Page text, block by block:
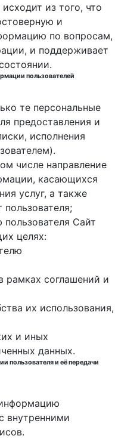
из того, что
и
по вопросам,
и поддерживает
пользователей
те персональные
предоставления и
исполнения
числе направление
касающихся
услуг, а также
пользователя;
Сайт
целях:
рамках соглашений и
их использования,
и иных
данных.
пользователя и её передачи
внутренними